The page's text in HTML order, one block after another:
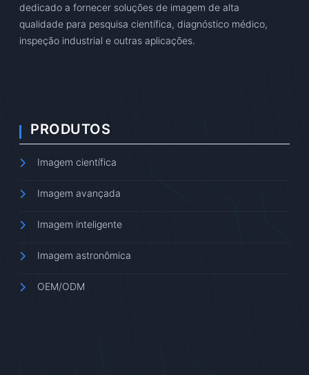
dedicado a fornecer soluções de imagem de alta
qualidade para pesquisa científica, diagnóstico médico,
inspeção industrial e outras aplicações.
PRODUTOS
Imagem científica
Imagem avançada
Imagem inteligente
Imagem astronômica
OEM/ODM